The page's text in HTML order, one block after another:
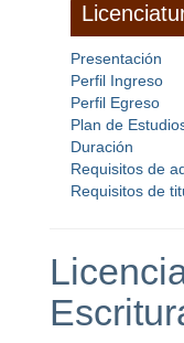
Presentación
Perfil Ingreso
Perfil Egreso
Plan de
Duración
Requisitos de
Requisitos de